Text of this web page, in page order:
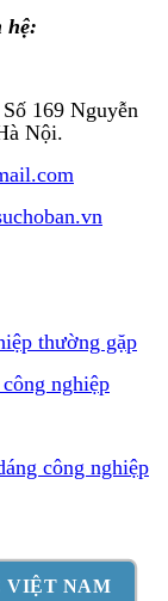
hệ:
169 Nguyễn
Nội.
thường gặp
nghiệp
công nghiệp
VIỆT NAM